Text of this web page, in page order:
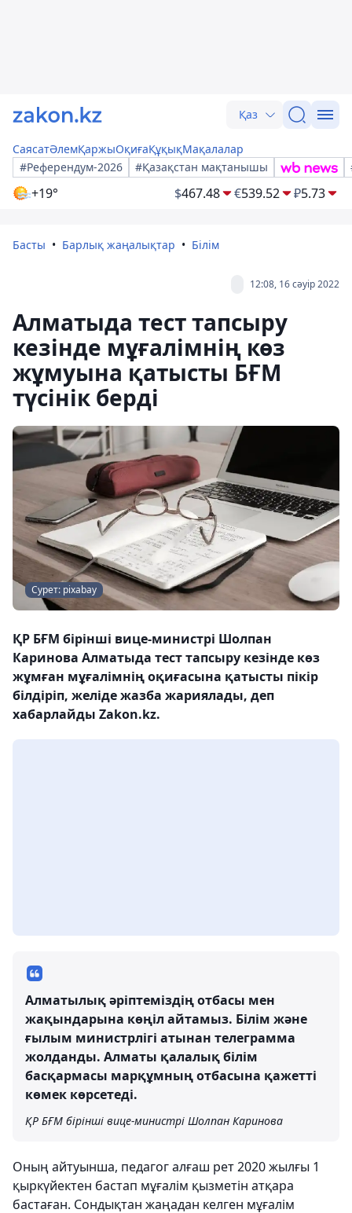
Қаз
СаясатӘлемҚаржыОқиғаҚұқықМақалалар
#Референдум-2026
#Қазақстан мақтанышы
+19° $467.48 €539.52 ₽5.73
Басты Барлық жаңалықтар Білім
12:08, 16 сәуір 2022
Алматыда тест тапсыру
кезінде мұғалімнің көз
жұмуына қатысты БҒМ
түсінік берді
Сурет: pixabay
ҚР БҒМ бірінші вице-министрі Шолпан
Каринова Алматыда тест тапсыру кезінде көз
жұмған мұғалімнің оқиғасына қатысты пікір
білдіріп, желіде жазба жариялады, деп
хабарлайды Zakon.kz.
Алматылық әріптеміздің отбасы мен
жақындарына көңіл айтамыз. Білім және
ғылым министрлігі атынан телеграмма
жолданды. Алматы қалалық білім
басқармасы марқұмның отбасына қажетті
көмек көрсетеді.
ҚР БҒМ бірінші вице-министрі Шолпан Каринова
Оның айтуынша, педагог алғаш рет 2020 жылғы 1
қыркүйектен бастап мұғалім қызметін атқара
бастаған. Сондықтан жаңадан келген мұғалім